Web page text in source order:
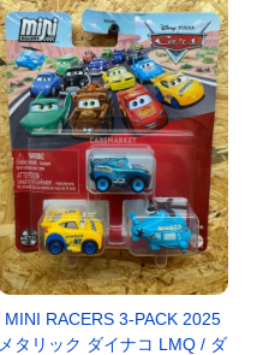
MINI RACERS 3-PACK 2025
メタリック ダイナコ LMQ / ダ